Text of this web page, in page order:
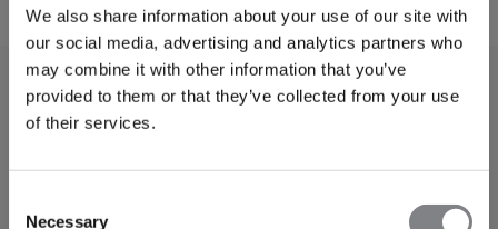
We also share information about your use of our site with
our social media, advertising and analytics partners who
may combine it with other information that you’ve
provided to them or that they’ve collected from your use
of their services.
Necessary